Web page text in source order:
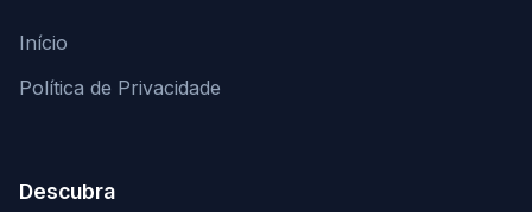
Início
Política de Privacidade
Descubra